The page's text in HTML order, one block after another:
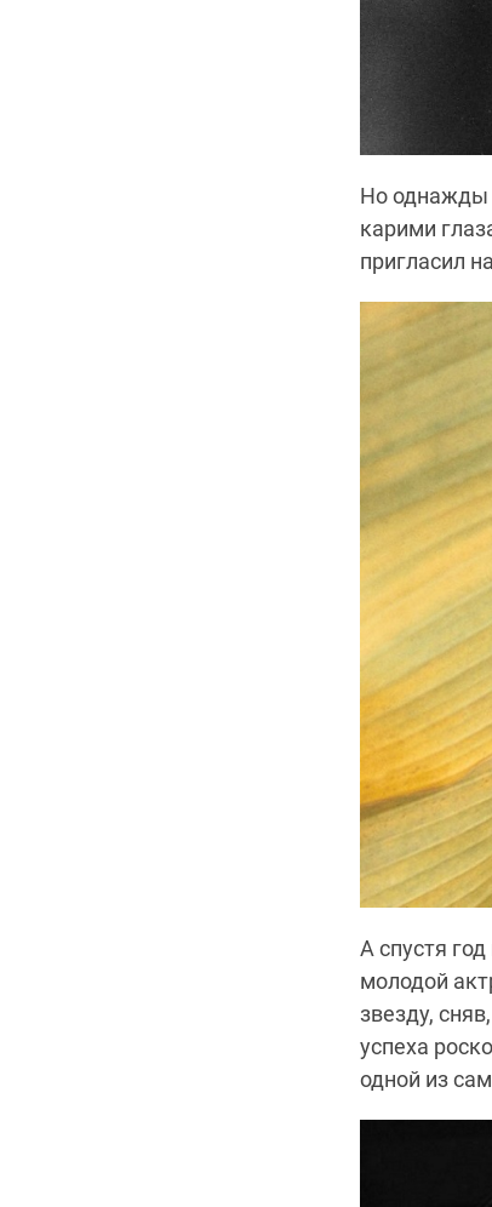
Но однажды
карими
пригласил
А спустя
молодой
звезду,
успеха
одной из